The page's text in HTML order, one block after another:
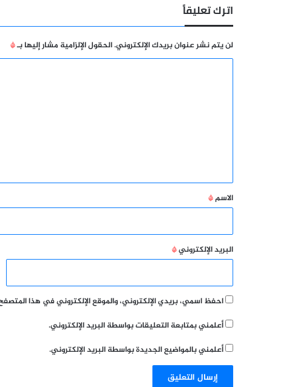
اترك تعليقاً
لن يتم نشر عنوان بريدك الإلكتروني.الحقول الإلزامية مشار إليها بـ*
*
الاسم*
البريد الإلكتروني*
احفظ اسمي، بريدي الإلكتروني، والموقع الإلكتروني في هذا
أعلمني بمتابعة التعليقات بواسطة البريد الإلكتروني.
أعلمني بالمواضيع الجديدة بواسطة البريد الإلكتروني.